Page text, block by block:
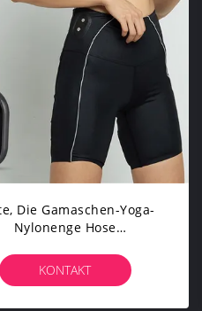
Die Gamaschen-Yoga-
Nylonenge Hose
Laufende Anhebt
KONTAKT